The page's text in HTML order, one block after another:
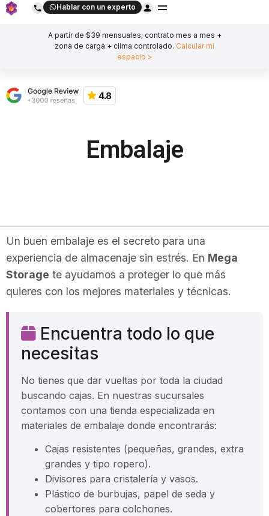
Hablar con un experto
A partir de $39 mensuales; contrato mes a mes +
zona de carga + clima controlado. Calcular mi
espacio >
Embalaje
Un buen embalaje es el secreto para una
experiencia de almacenaje sin estrés. En Mega
Storage te ayudamos a proteger lo que más
quieres con los mejores materiales y técnicas.
Encuentra todo lo que
necesitas
No tienes que dar vueltas por toda la ciudad
buscando cajas. En nuestras sucursales
contamos con una tienda especializada en
materiales de embalaje donde encontrarás:
Cajas resistentes (pequeñas, grandes, extra
grandes y tipo ropero).
Divisores para cristalería y vasos.
Plástico de burbujas, papel de seda y
cobertores para colchones.